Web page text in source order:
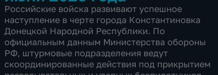
Российские войска развивают успешное
наступление в черте города Константиновка
Донецкой Народной Республики. По
официальным данным Министерства обороны
РФ, штурмовые подразделения ведут
скоординированные действия под прикрытием